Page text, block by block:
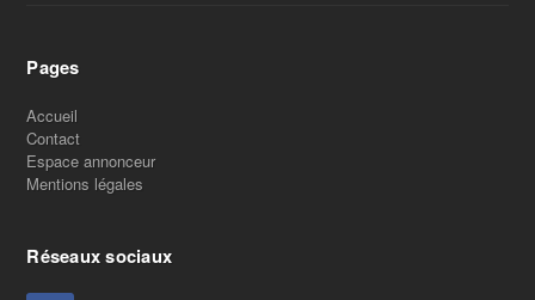
Pages
Accueil
Contact
Espace annonceur
Mentions légales
Réseaux sociaux